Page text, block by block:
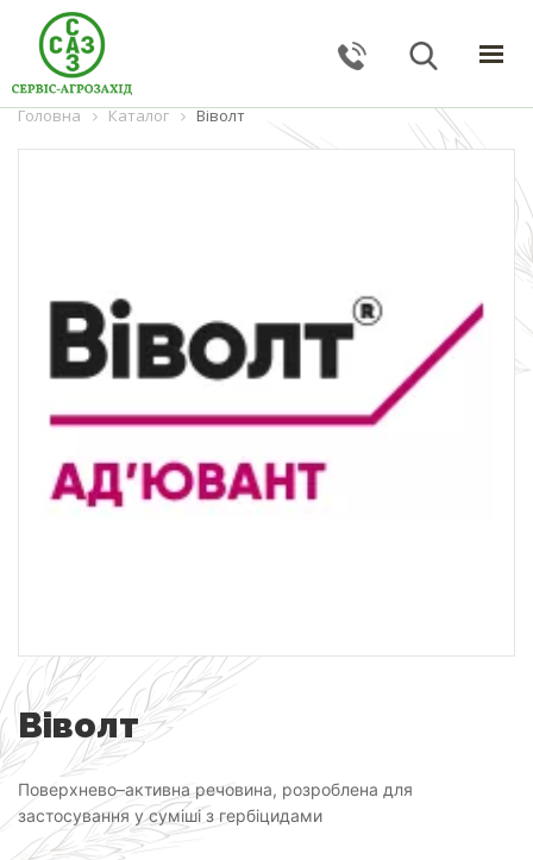
ГОЛОВНА
КАТАЛОГ
КОНТАКТИ
ЗВОРОТНИЙ ЗВ'ЯЗОК
Тернопільська обл., с. Великі Гаї, вул. Підлісна, 27
serviceagrozahid@gmail.com
Головна Каталог Віволт
Віволт
Поверхнево–активна речовина, розроблена для
застосування у суміші з гербіцидами